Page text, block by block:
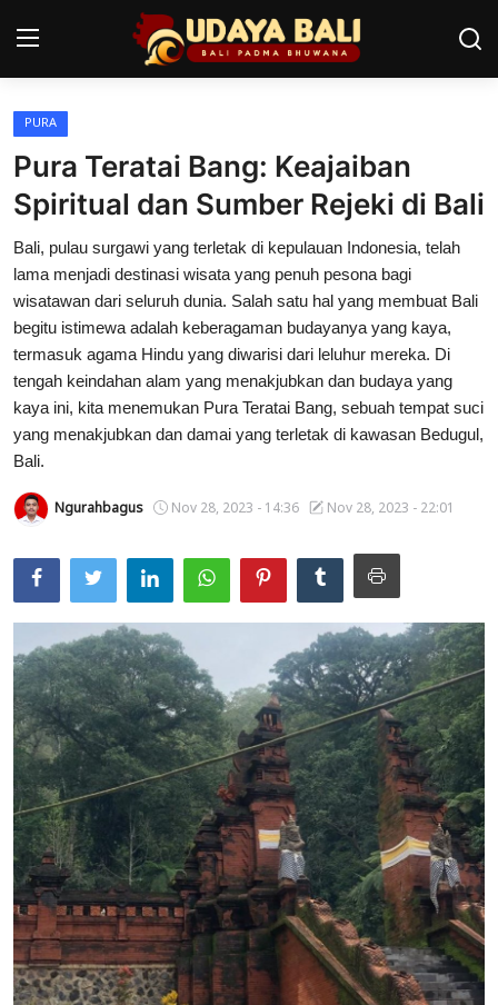
Home
Pura
Desa Adat
Kearifan lokal
Alam Bali
Seni
Indonesia
PURA
Pura Teratai Bang: Keajaiban
Spiritual dan Sumber Rejeki di Bali
Bali, pulau surgawi yang terletak di kepulauan Indonesia, telah
lama menjadi destinasi wisata yang penuh pesona bagi
wisatawan dari seluruh dunia. Salah satu hal yang membuat Bali
begitu istimewa adalah keberagaman budayanya yang kaya,
termasuk agama Hindu yang diwarisi dari leluhur mereka. Di
tengah keindahan alam yang menakjubkan dan budaya yang
kaya ini, kita menemukan Pura Teratai Bang, sebuah tempat suci
yang menakjubkan dan damai yang terletak di kawasan Bedugul,
Bali.
Ngurahbagus Nov 28, 2023 - 14:36 Nov 28, 2023 - 22:01